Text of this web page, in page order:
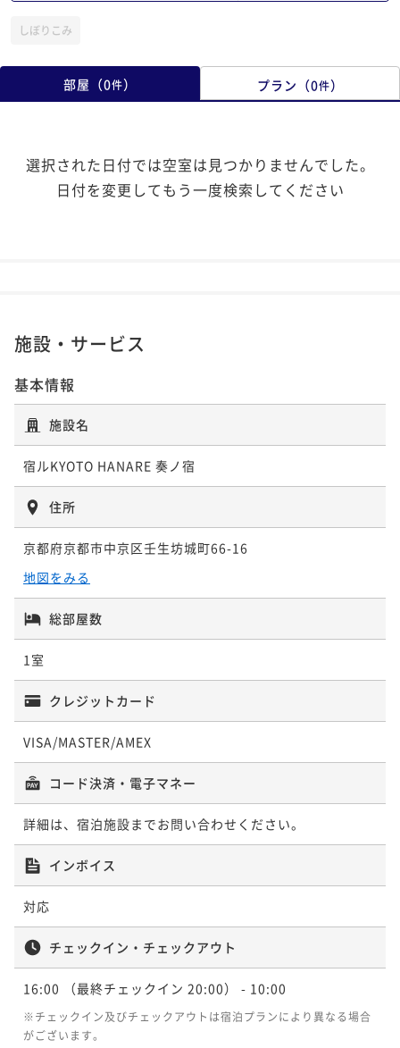
しぼりこみ
部屋 （0件） プラン （0件）
選択された日付では空室は見つかりませんでした。
日付を変更してもう一度検索してください
施設・サービス
基本情報
施設名
宿ルKYOTO HANARE 奏ノ宿
住所
京都府京都市中京区壬生坊城町66-16
地図をみる
総部屋数
1室
クレジットカード
VISA/MASTER/AMEX
コード決済・電子マネー
詳細は、宿泊施設までお問い合わせください。
インボイス
対応
チェックイン・チェックアウト
16:00 （最終チェックイン 20:00） - 10:00
※チェックイン及びチェックアウトは宿泊プランにより異なる場合
がございます。